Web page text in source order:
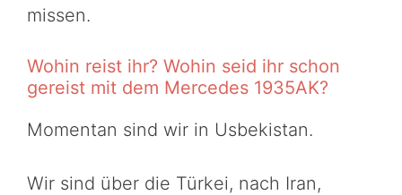
missen.
Wohin reist ihr? Wohin seid ihr schon
gereist mit dem Mercedes 1935AK?
Momentan sind wir in Usbekistan.
Wir sind über die Türkei, nach Iran,